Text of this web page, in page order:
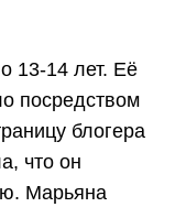
13-14 лет. Её
посредством
блогера
что он
Марьяна